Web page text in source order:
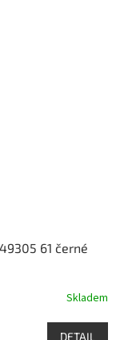
61 černé
Skladem
DETAIL